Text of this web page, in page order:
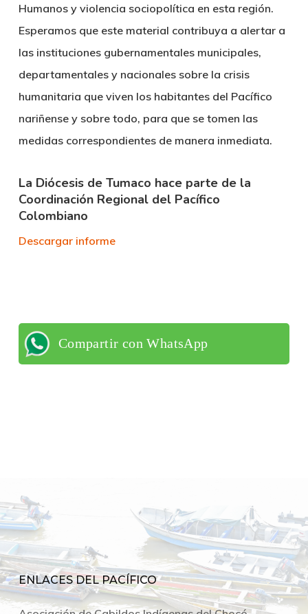
Humanos y violencia sociopolítica en esta región.
Esperamos que este material contribuya a alertar a
las instituciones gubernamentales municipales,
departamentales y nacionales sobre la crisis
humanitaria que viven los habitantes del Pacífico
nariñense y sobre todo, para que se tomen las
medidas correspondientes de manera inmediata.
La Diócesis de Tumaco hace parte de la
Coordinación Regional del Pacífico
Colombiano
Descargar informe
Compartir con WhatsApp
ENLACES DEL PACÍFICO